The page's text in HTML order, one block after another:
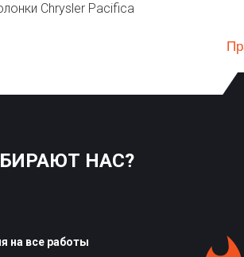
Chrysler Pacifica
НАС?
на все работы